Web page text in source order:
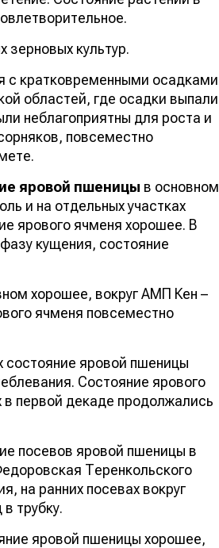
зерновых культур.
c кратковременными осадками
областей, где осадки выпали
неблагоприятны для роста и
повсеместно
яровой пшеницы в основном
и на отдельных участках
ярового ячменя хорошее. В
кущения, состояние
хорошее, вокруг АМП Кен –
ячменя повсеместно
состояние яровой пшеницы
Состояние ярового
в первой декаде продолжались
посевов яровой пшеницы в
Теренкольского
на ранних посевах вокруг
трубку.
яровой пшеницы хорошее,